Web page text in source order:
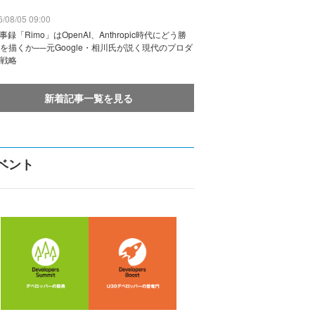
08/05 09:00
録「Rimo」はOpenAI、Anthropic時代にどう勝
描くか──元Google・相川氏が説く現代のプロダ
略
新着記事一覧を見る
ント